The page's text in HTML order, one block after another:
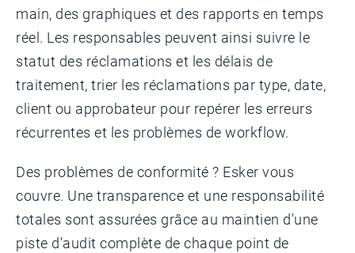
main, des graphiques et des rapports en temps
réel. Les responsables peuvent ainsi suivre le
statut des réclamations et les délais de
traitement, trier les réclamations par type, date,
client ou approbateur pour repérer les erreurs
récurrentes et les problèmes de workflow.
Des problèmes de conformité ? Esker vous
couvre. Une transparence et une responsabilité
totales sont assurées grâce au maintien d'une
piste d'audit complète de chaque point de